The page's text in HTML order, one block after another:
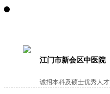
江门市新会区中医院
诚招本科及硕士优秀人才